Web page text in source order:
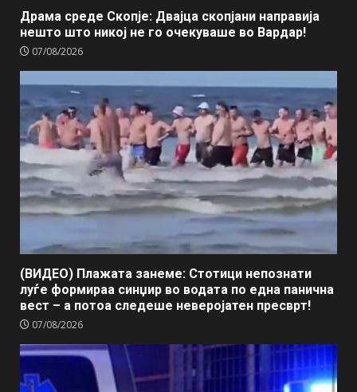
Драма среде Скопје: Двајца скопјани направија
нешто што никој не го очекуваше во Вардар!
07/08/2026
(ВИДЕО) Плажата занеме: Стотици непознати
луѓе формираа синџир во водата по една панична
вест – а потоа следеше неверојатен пресврт!
07/08/2026